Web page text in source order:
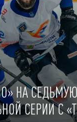
НА
СЕРИИ С